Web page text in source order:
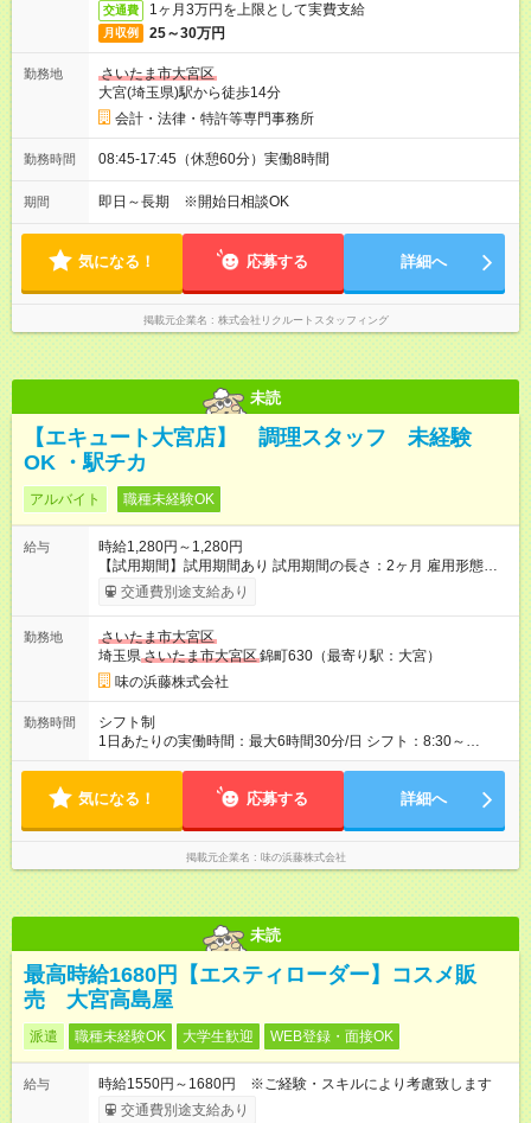
交通費 1ヶ月3万円を上限として実費支給
月収例 25～30万円
勤務地
さいたま市大宮区
大宮(埼玉県)駅から徒歩14分
会計・法律・特許等専門事務所
勤務時間 08:45-17:45（休憩60分）実働8時間
期間 即日～長期 ※開始日相談OK
気になる！ 応募する 詳細へ
掲載元企業名 株式会社リクルートスタッフィング
未読
【エキュート大宮店】 調理スタッフ 未経験
OK ・駅チカ
アルバイト 職種未経験OK
給与
時給1,280円～1,280円
【試用期間】試用期間あり 試用期間の長さ：2ヶ月 雇用形態、
給与は本採用時と同じです。
交通費別途支給あり
勤務地
さいたま市大宮区
埼玉県さいたま市大宮区錦町630（最寄り駅：大宮）
味の浜藤株式会社
勤務時間
シフト制
1日あたりの実働時間：最大6時間30分/日 シフト：8:30～
16:00（休憩60分） ・ 週3～5日勤務（要相談）
気になる！ 応募する 詳細へ
掲載元企業名 味の浜藤株式会社
未読
最高時給1680円【エスティローダー】コスメ販
売 大宮高島屋
派遣 職種未経験OK 大学生歓迎 WEB登録・面接OK
給与
時給1550円～1680円 ※ご経験・スキルにより考慮致します
交通費別途支給あり